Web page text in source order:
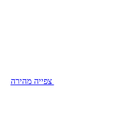
צפייה מהירה